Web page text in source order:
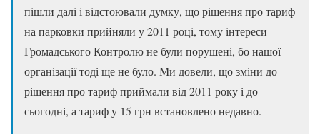
пішли далі і відстоювали думку, що рішення про тариф
на парковки прийняли у 2011 році, тому інтереси
Громадського Контролю не були порушені, бо нашої
організації тоді ще не було. Ми довели, що зміни до
рішення про тариф приймали від 2011 року і до
сьогодні, а тариф у 15 грн встановлено недавно.